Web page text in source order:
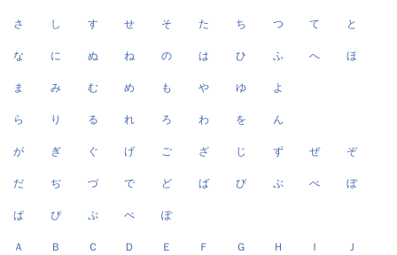
さ し す せ そ た ち つ て と
な に ぬ ね の は ひ ふ へ ほ
ま み む め も や ゆ よ
ら り る れ ろ わ を ん
が ぎ ぐ げ ご ざ じ ず ぜ ぞ
だ ぢ づ で ど ば び ぶ べ ぼ
ぱ ぴ ぷ ぺ ぽ
Ａ Ｂ Ｃ Ｄ Ｅ Ｆ Ｇ Ｈ Ｉ Ｊ